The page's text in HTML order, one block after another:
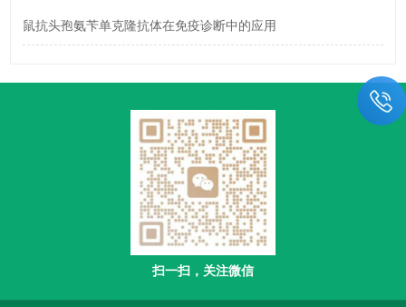
鼠抗头孢氨苄单克隆抗体在免疫诊断中的应用
扫一扫，关注微信